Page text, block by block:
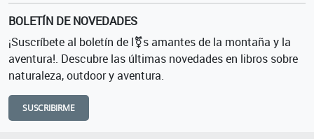
BOLETÍN DE NOVEDADES
¡Suscríbete al boletín de l⚧s amantes de la montaña y la
aventura!. Descubre las últimas novedades en libros sobre
naturaleza, outdoor y aventura.
SUSCRIBIRME